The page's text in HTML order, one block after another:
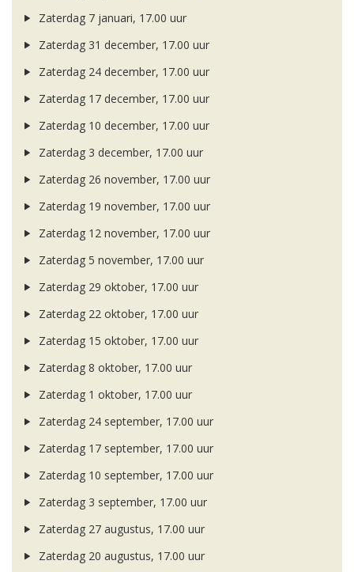
Zaterdag 7 januari, 17.00 uur
Zaterdag 31 december, 17.00 uur
Zaterdag 24 december, 17.00 uur
Zaterdag 17 december, 17.00 uur
Zaterdag 10 december, 17.00 uur
Zaterdag 3 december, 17.00 uur
Zaterdag 26 november, 17.00 uur
Zaterdag 19 november, 17.00 uur
Zaterdag 12 november, 17.00 uur
Zaterdag 5 november, 17.00 uur
Zaterdag 29 oktober, 17.00 uur
Zaterdag 22 oktober, 17.00 uur
Zaterdag 15 oktober, 17.00 uur
Zaterdag 8 oktober, 17.00 uur
Zaterdag 1 oktober, 17.00 uur
Zaterdag 24 september, 17.00 uur
Zaterdag 17 september, 17.00 uur
Zaterdag 10 september, 17.00 uur
Zaterdag 3 september, 17.00 uur
Zaterdag 27 augustus, 17.00 uur
Zaterdag 20 augustus, 17.00 uur